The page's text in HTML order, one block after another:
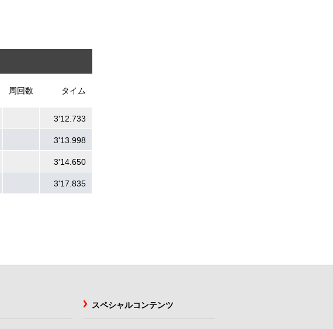
周回数 タイム
3'12.733
3'13.998
3'14.650
3'17.835
スペシャルコンテンツ